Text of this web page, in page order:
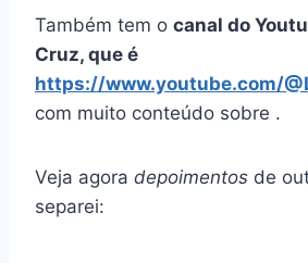
Também tem o canal do
Cruz, que é
https://www.youtube.com/
com muito conteúdo sobre .
Veja agora depoimentos de
separei: